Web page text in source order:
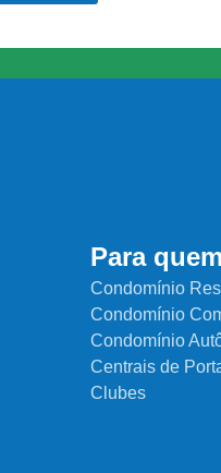
Para
Condomínio
Condomínio
Condomínio
Centrais de
Clubes